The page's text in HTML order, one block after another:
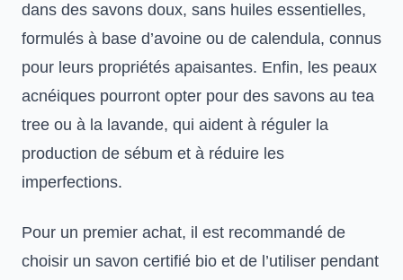
dans des savons doux, sans huiles essentielles,
formulés à base d’avoine ou de calendula, connus
pour leurs propriétés apaisantes. Enfin, les peaux
acnéiques pourront opter pour des savons au tea
tree ou à la lavande, qui aident à réguler la
production de sébum et à réduire les
imperfections.
Pour un premier achat, il est recommandé de
choisir un savon certifié bio et de l’utiliser pendant